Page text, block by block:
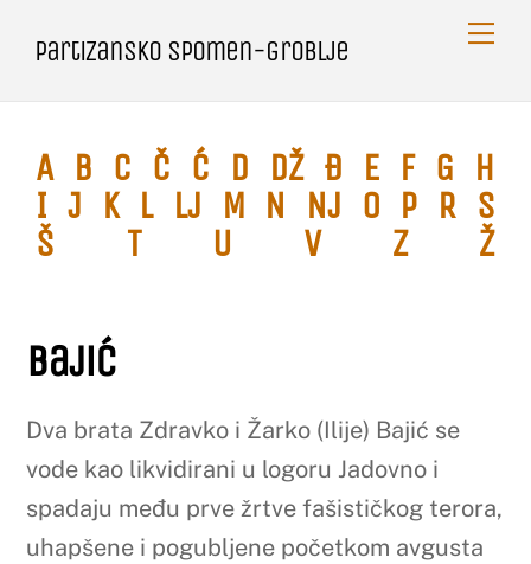
content
Partizansko spomen-groblje
A B C Č Ć D Dž Đ E F G H
I J K L Lj M N Nj O P R S
Š
T U V Z Ž
Bajić
Dva brata Zdravko i Žarko (Ilije) Bajić se
vode kao likvidirani u logoru Jadovno i
spadaju među prve žrtve fašističkog terora,
uhapšene i pogubljene početkom avgusta